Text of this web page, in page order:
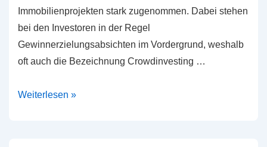
Immobilienprojekten stark zugenommen. Dabei stehen
bei den Investoren in der Regel
Gewinnerzielungsabsichten im Vordergrund, weshalb
oft auch die Bezeichnung Crowdinvesting …
Investment
Weiterlesen »